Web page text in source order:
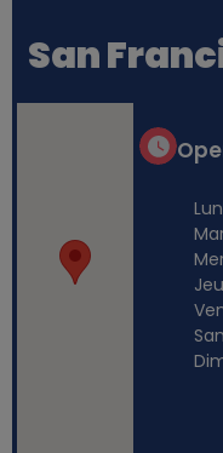
San